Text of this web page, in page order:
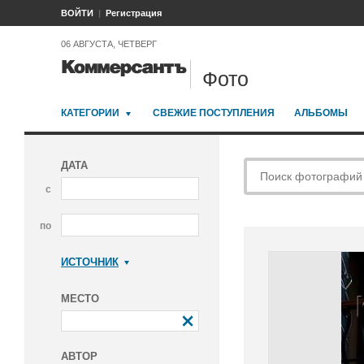
ВОЙТИ Регистрация
06 АВГУСТА, ЧЕТВЕРГ
Фото
КАТЕГОРИИ СВЕЖИЕ ПОСТУПЛЕНИЯ АЛЬБОМЫ
ДАТА
с
по
ИСТОЧНИК
МЕСТО
АВТОР